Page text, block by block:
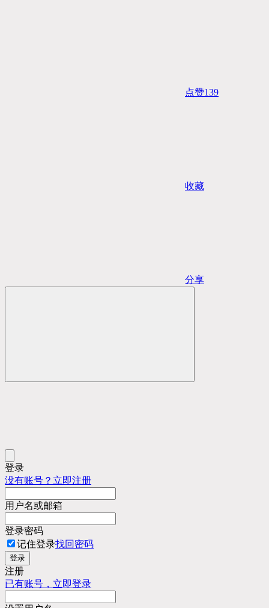
点赞139
收藏
分享
登录
没有账号？立即注册
用户名或邮箱
登录密码
记住登录找回密码
登录
注册
已有账号，立即登录